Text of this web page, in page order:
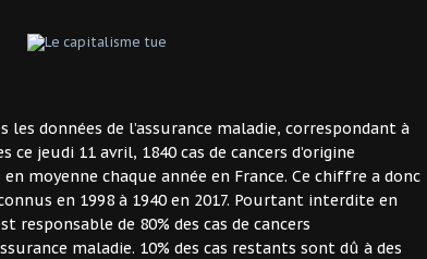
les données de l’assurance maladie, correspondant à
ce jeudi 11 avril, 1840 cas de cancers d’origine
moyenne chaque année en France. Ce chiffre a donc
en 1998 à 1940 en 2017. Pourtant interdite en
responsable de 80% des cas de cancers
maladie. 10% des cas restants sont dû à des